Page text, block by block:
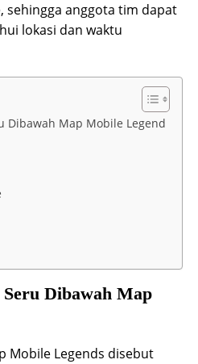
anggota tim dapat
lokasi dan waktu
Dibawah Map Mobile Legend
Dibawah Map
Mobile Legends disebut